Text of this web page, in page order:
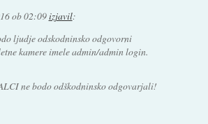
ob 02:09izjavil:
ljudje odskodninsko odgovorni
kamere imele admin/admin login.
ne bodo odškodninsko odgovarjali!